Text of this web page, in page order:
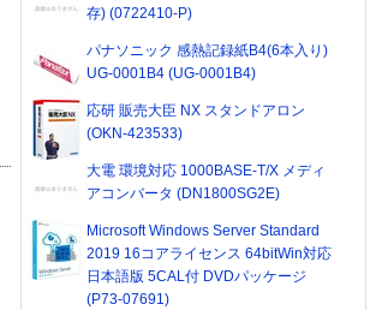
存) (0722410-P)
パナソニック 感熱記録紙B4(6本入り)
UG-0001B4 (UG-0001B4)
応研 販売大臣 NX スタンドアロン
(OKN-423533)
大電 環境対応 1000BASE-T/X メディ
アコンバータ (DN1800SG2E)
Microsoft Windows Server Standard
2019 16コアライセンス 64bitWin対応
日本語版 5CAL付 DVDパッケージ
(P73-07691)